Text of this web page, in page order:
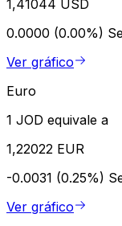
1,41044 USD
0.0000 (0.00%)
Ver gráfico
Euro
1 JOD equivale a
1,22022 EUR
-0.0031 (0.25%)
Ver gráfico